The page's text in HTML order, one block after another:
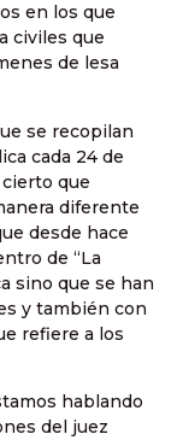
en los que
civiles que
de lesa
se recopilan
cada 24 de
que
diferente
desde hace
de “La
sino que se han
y también con
refiere a los
hablando
del juez